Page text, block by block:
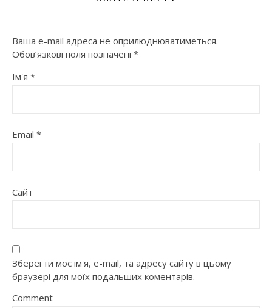
Ваша e-mail адреса не оприлюднюватиметься.
Обов’язкові поля позначені *
Ім'я *
Email *
Сайт
Зберегти моє ім'я, e-mail, та адресу сайту в цьому
браузері для моїх подальших коментарів.
Comment